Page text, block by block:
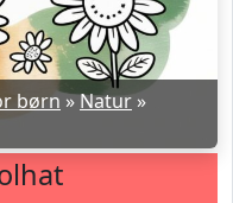
børn»Natur»